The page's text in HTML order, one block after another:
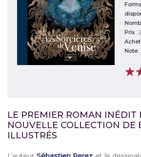
Prix:
Note:
★
★
LE PREMIER ROMAN INÉDIT
NOUVELLE COLLECTION DE
ILLUSTRÉS